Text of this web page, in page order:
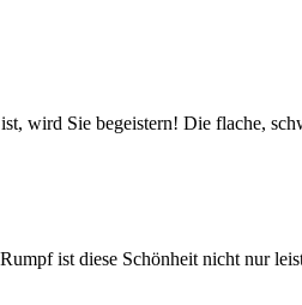
wird Sie begeistern! Die flache,
ist diese Schönheit nicht nur